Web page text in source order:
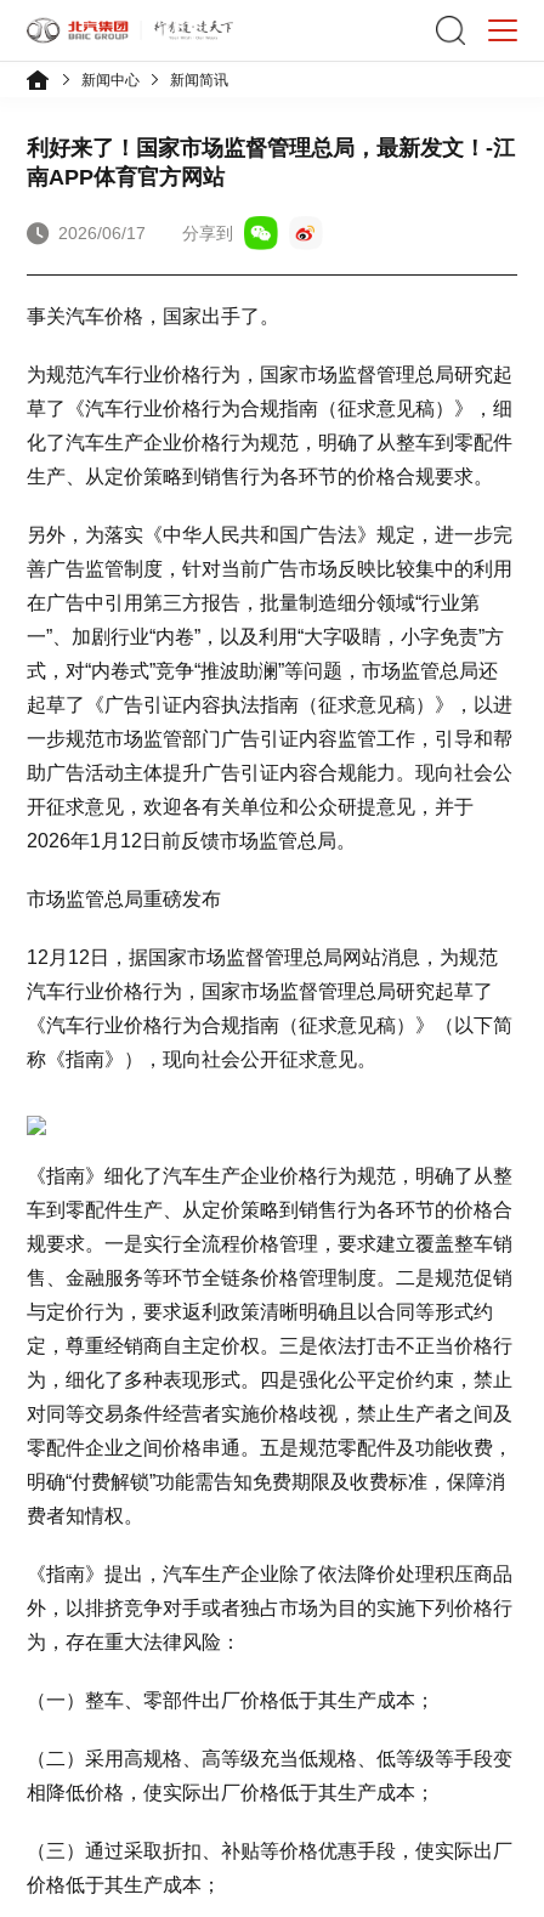
新闻中心 新闻简讯
利好来了！国家市场监督管理总局，最新发文！-江
南APP体育官方网站
2026/06/17 分享到
事关汽车价格，国家出手了。
为规范汽车行业价格行为，国家市场监督管理总局研究起
草了《汽车行业价格行为合规指南（征求意见稿）》，细
化了汽车生产企业价格行为规范，明确了从整车到零配件
生产、从定价策略到销售行为各环节的价格合规要求。
另外，为落实《中华人民共和国广告法》规定，进一步完
善广告监管制度，针对当前广告市场反映比较集中的利用
在广告中引用第三方报告，批量制造细分领域“行业第
一”、加剧行业“内卷”，以及利用“大字吸睛，小字免责”方
式，对“内卷式”竞争“推波助澜”等问题，市场监管总局还
起草了《广告引证内容执法指南（征求意见稿）》，以进
一步规范市场监管部门广告引证内容监管工作，引导和帮
助广告活动主体提升广告引证内容合规能力。现向社会公
开征求意见，欢迎各有关单位和公众研提意见，并于
2026年1月12日前反馈市场监管总局。
市场监管总局重磅发布
12月12日，据国家市场监督管理总局网站消息，为规范
汽车行业价格行为，国家市场监督管理总局研究起草了
《汽车行业价格行为合规指南（征求意见稿）》（以下简
称《指南》），现向社会公开征求意见。
《指南》细化了汽车生产企业价格行为规范，明确了从整
车到零配件生产、从定价策略到销售行为各环节的价格合
规要求。一是实行全流程价格管理，要求建立覆盖整车销
售、金融服务等环节全链条价格管理制度。二是规范促销
与定价行为，要求返利政策清晰明确且以合同等形式约
定，尊重经销商自主定价权。三是依法打击不正当价格行
为，细化了多种表现形式。四是强化公平定价约束，禁止
对同等交易条件经营者实施价格歧视，禁止生产者之间及
零配件企业之间价格串通。五是规范零配件及功能收费，
明确“付费解锁”功能需告知免费期限及收费标准，保障消
费者知情权。
《指南》提出，汽车生产企业除了依法降价处理积压商品
外，以排挤竞争对手或者独占市场为目的实施下列价格行
为，存在重大法律风险：
（一）整车、零部件出厂价格低于其生产成本；
（二）采用高规格、高等级充当低规格、低等级等手段变
相降低价格，使实际出厂价格低于其生产成本；
（三）通过采取折扣、补贴等价格优惠手段，使实际出厂
价格低于其生产成本；